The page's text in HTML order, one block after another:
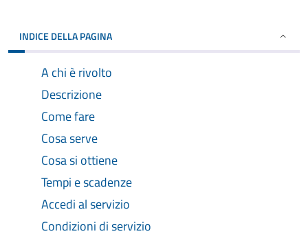
INDICE DELLA PAGINA
A chi è rivolto
Descrizione
Come fare
Cosa serve
Cosa si ottiene
Tempi e scadenze
Accedi al servizio
Condizioni di servizio